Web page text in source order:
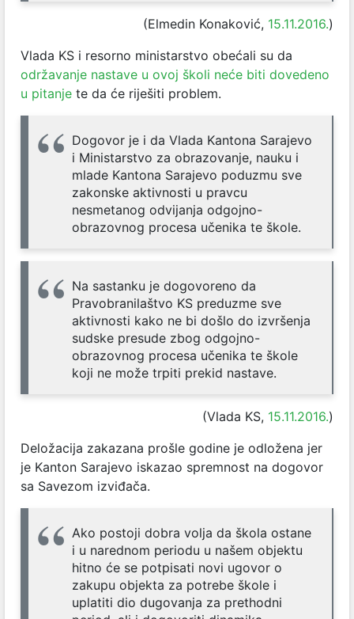
(Elmedin Konaković, 15.11.2016.)
Vlada KS i resorno ministarstvo obećali su da
održavanje nastave u ovoj školi neće biti dovedeno
u pitanje te da će riješiti problem.
Dogovor je i da Vlada Kantona Sarajevo
i Ministarstvo za obrazovanje, nauku i
mlade Kantona Sarajevo poduzmu sve
zakonske aktivnosti u pravcu
nesmetanog odvijanja odgojno-
obrazovnog procesa učenika te škole.
Na sastanku je dogovoreno da
Pravobranilaštvo KS preduzme sve
aktivnosti kako ne bi došlo do izvršenja
sudske presude zbog odgojno-
obrazovnog procesa učenika te škole
koji ne može trpiti prekid nastave.
(Vlada KS, 15.11.2016.)
Deložacija zakazana prošle godine je odložena jer
je Kanton Sarajevo iskazao spremnost na dogovor
sa Savezom izviđača.
Ako postoji dobra volja da škola ostane
i u narednom periodu u našem objektu
hitno će se potpisati novi ugovor o
zakupu objekta za potrebe škole i
uplatiti dio dugovanja za prethodni